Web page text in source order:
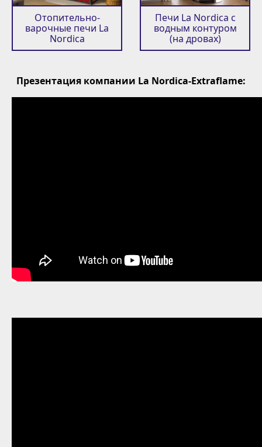
Отопительно-
варочные печи La
Nordica
Печи La Nordica с
водным контуром
(на дровах)
Презентация компании La Nordica-Extraflame: